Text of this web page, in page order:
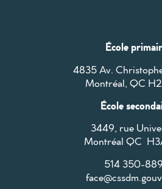
École
4835 Av.
Montréal, QC
École
3449, rue
Montréal QC
514 350-